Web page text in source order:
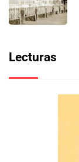
Lecturas